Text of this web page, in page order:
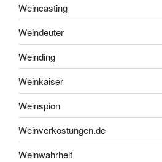
Weincasting
Weindeuter
Weinding
Weinkaiser
Weinspion
Weinverkostungen.de
Weinwahrheit